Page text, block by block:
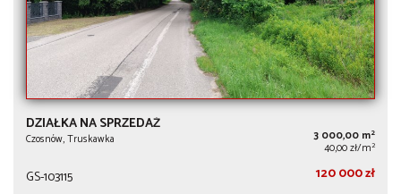
DZIAŁKA NA SPRZEDAŻ
Czosnów, Truskawka 3 000,00 m2
40,00 zł/m2
GS-103115 120 000 zł